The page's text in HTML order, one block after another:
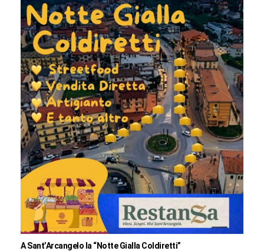
A Sant’Arcangelo la “Notte Gialla Coldiretti”